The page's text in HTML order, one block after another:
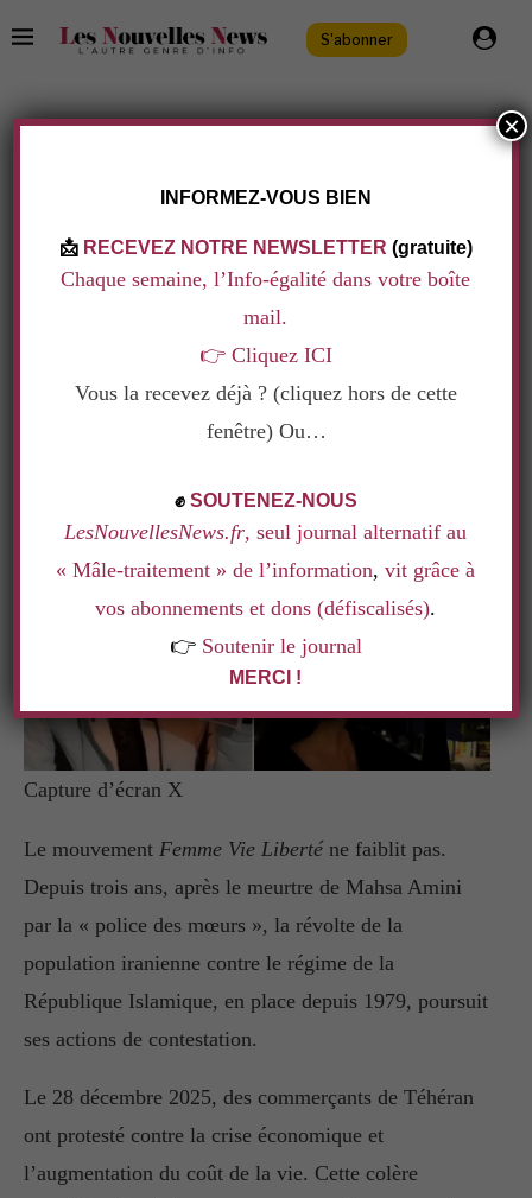
S'abonner
DU RÉGIME ISLAMIQUE À COUP DE
Ecrit par Clara Authiat 12 janvier 2026
Le régime islamique mène actuellement une
violente répression contre ses opposants. Malgré
les risques, les Iraniennes se filment une cigarette
à la main, brûlant un portrait du guide suprême
Capture d’écran X
Le mouvement Femme Vie Liberté ne faiblit pas.
Depuis trois ans, après le meurtre de Mahsa Amini
par la « police des mœurs », la révolte de la
population iranienne contre le régime de la
République Islamique, en place depuis 1979, poursuit
ses actions de contestation.
Le 28 décembre 2025, des commerçants de Téhéran
ont protesté contre la crise économique et
l’augmentation du coût de la vie. Cette colère
INFORMEZ-VOUS BIEN
📩 RECEVEZ NOTRE NEWSLETTER (gratuite)
Chaque semaine, l’Info-égalité dans votre boîte
mail.
👉 Cliquez ICI
Vous la recevez déjà ? (cliquez hors de cette
fenêtre) Ou…
✊ SOUTENEZ-NOUS
LesNouvellesNews.fr, seul journal alternatif au
« Mâle-traitement » de l’information,vit grâce à
vos abonnements et dons (défiscalisés).
👉 Soutenir le journal
MERCI !
×